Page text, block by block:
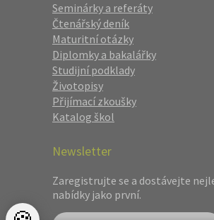
Seminárky a referáty
Čtenářský deník
Maturitní otázky
Diplomky a bakalářky
Studijní podklady
Životopisy
Přijímací zkoušky
Katalog škol
Newsletter
Zaregistrujte se a dostávejte
nabídky jako první.